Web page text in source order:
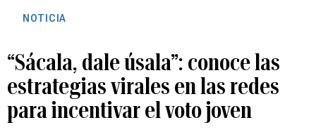
NOTICIA
“Sácala, dale úsala”: conoce las
estrategias virales en las redes
para incentivar el voto joven